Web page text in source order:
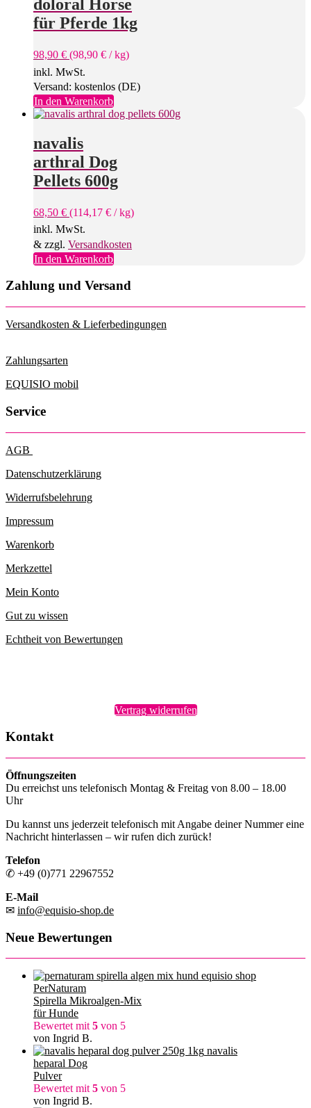
auf.
Die
Optionen
auf
Produktseite
gewählt
doloral Horse
für Pferde 1kg
98,90 € (98,90 € /kg)
inkl. MwSt.
Versand: kostenlos (DE)
In den Warenkorb
navalis
arthral Dog
Pellets 600g
68,50 € (114,17 € /kg)
inkl. MwSt.
& zzgl. Versandkosten
In den Warenkorb
Zahlung und Versand
Versandkosten & Lieferbedingungen
Zahlungsarten
EQUISIO mobil
Service
AGB
Datenschutzerklärung
Widerrufsbelehrung
Impressum
Warenkorb
Merkzettel
Mein Konto
Gut zu wissen
Echtheit von Bewertungen
Vertrag widerrufen
Kontakt
Öffnungszeiten
Du erreichst uns telefonisch Montag & Freitag von 8.00 – 18.00
Uhr
Du kannst uns jederzeit telefonisch mit Angabe deiner Nummer eine
Nachricht hinterlassen – wir rufen dich zurück!
Telefon
✆ +49 (0)771 22967552
E-Mail
✉ info@equisio-shop.de
Neue Bewertungen
PerNaturam
Spirella Mikroalgen-Mix
für Hunde
Bewertet mit5 von 5
von Ingrid B.
navalis
heparal Dog
Pulver
Bewertet mit5 von 5
von Ingrid B.